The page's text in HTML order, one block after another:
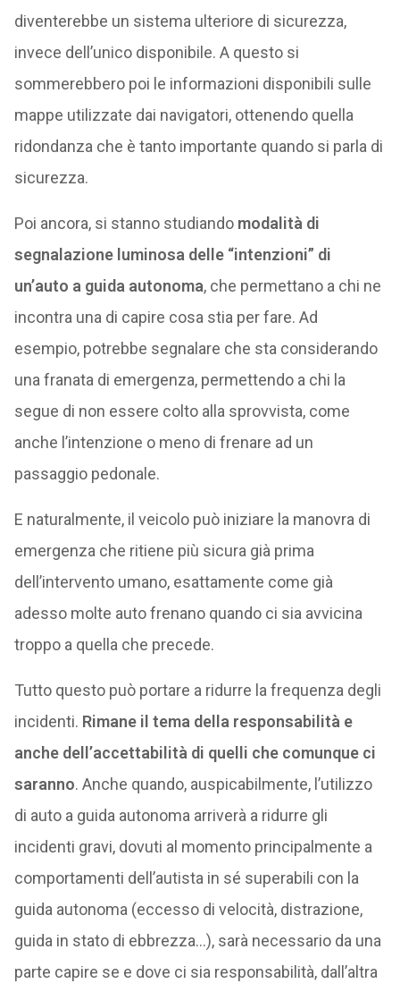
diventerebbe un sistema ulteriore di sicurezza,
invece dell’unico disponibile. A questo si
sommerebbero poi le informazioni disponibili sulle
mappe utilizzate dai navigatori, ottenendo quella
ridondanza che è tanto importante quando si parla di
sicurezza.
Poi ancora, si stanno studiando modalità di
segnalazione luminosa delle “intenzioni” di
un’auto a guida autonoma, che permettano a chi ne
incontra una di capire cosa stia per fare. Ad
esempio, potrebbe segnalare che sta considerando
una franata di emergenza, permettendo a chi la
segue di non essere colto alla sprovvista, come
anche l’intenzione o meno di frenare ad un
passaggio pedonale.
E naturalmente, il veicolo può iniziare la manovra di
emergenza che ritiene più sicura già prima
dell’intervento umano, esattamente come già
adesso molte auto frenano quando ci sia avvicina
troppo a quella che precede.
Tutto questo può portare a ridurre la frequenza degli
incidenti. Rimane il tema della responsabilità e
anche dell’accettabilità di quelli che comunque ci
saranno. Anche quando, auspicabilmente, l’utilizzo
di auto a guida autonoma arriverà a ridurre gli
incidenti gravi, dovuti al momento principalmente a
comportamenti dell’autista in sé superabili con la
guida autonoma (eccesso di velocità, distrazione,
guida in stato di ebbrezza…), sarà necessario da una
parte capire se e dove ci sia responsabilità, dall’altra